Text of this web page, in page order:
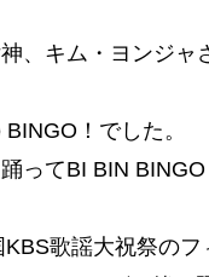
、キム・ヨンジャ
！でした。
ってBI BIN BINGO
歌謡大祝祭のフ